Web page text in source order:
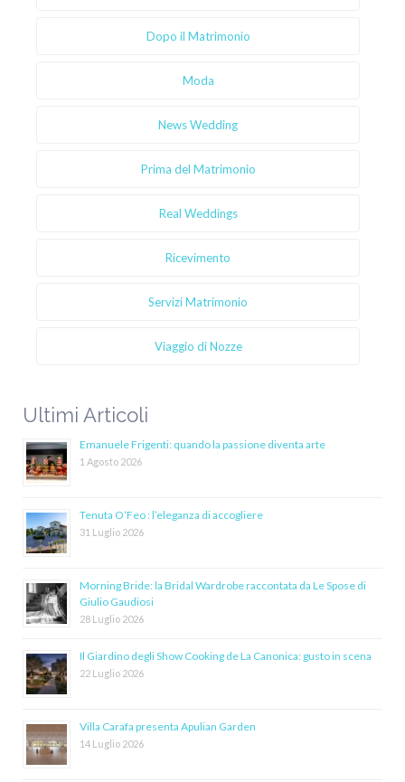
Dopo il Matrimonio
Moda
News Wedding
Prima del Matrimonio
Real Weddings
Ricevimento
Servizi Matrimonio
Viaggio di Nozze
Ultimi Articoli
Emanuele Frigenti: quando la passione diventa arte
1 Agosto 2026
Tenuta O’Feo : l’eleganza di accogliere
31 Luglio 2026
Morning Bride: la Bridal Wardrobe raccontata da Le Spose di
Giulio Gaudiosi
28 Luglio 2026
Il Giardino degli Show Cooking de La Canonica: gusto in scena
22 Luglio 2026
Villa Carafa presenta Apulian Garden
14 Luglio 2026